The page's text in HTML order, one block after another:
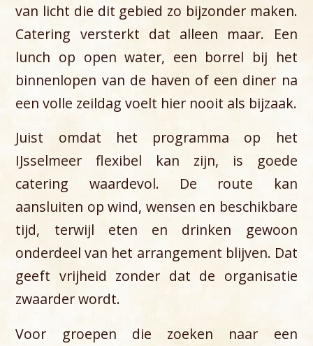
van licht die dit gebied zo bijzonder maken.
Catering versterkt dat alleen maar. Een
lunch op open water, een borrel bij het
binnenlopen van de haven of een diner na
een volle zeildag voelt hier nooit als bijzaak.
Juist omdat het programma op het
IJsselmeer flexibel kan zijn, is goede
catering waardevol. De route kan
aansluiten op wind, wensen en beschikbare
tijd, terwijl eten en drinken gewoon
onderdeel van het arrangement blijven. Dat
geeft vrijheid zonder dat de organisatie
zwaarder wordt.
Voor groepen die zoeken naar een